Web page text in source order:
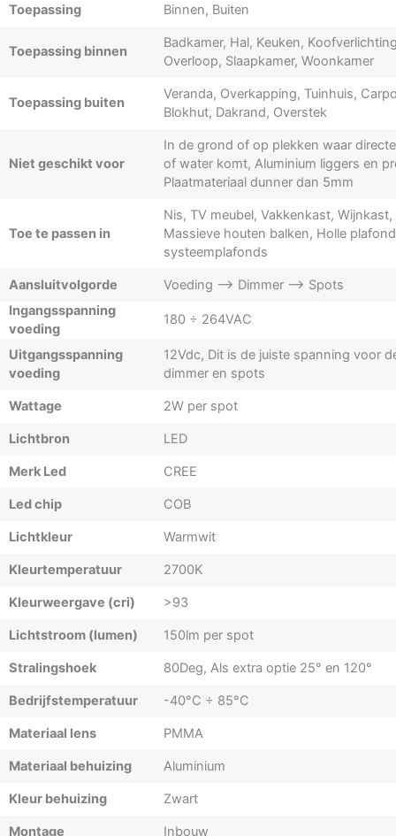
Toepassing Binnen, Buiten
Toepassing binnen
Badkamer, Hal, Keuken,
Overloop, Slaapkamer, Woonkamer
Toepassing buiten
Veranda, Overkapping, Tuinhuis,
Blokhut, Dakrand, Overstek
Niet geschikt voor
In de grond of op plekken waar
of water komt, Aluminium liggers en
Plaatmateriaal dunner dan 5mm
Toe te passen in
Nis, TV meubel, Vakkenkast, Wijnkast,
Massieve houten balken, Holle
systeemplafonds
Aansluitvolgorde
Voeding –> Dimmer –> Spots
Ingangsspanning
voeding
180 ÷ 264VAC
Uitgangsspanning
voeding
12Vdc, Dit is de juiste spanning voor
dimmer en spots
Wattage 2W per spot
Lichtbron LED
Merk Led CREE
Led chip COB
Lichtkleur Warmwit
Kleurtemperatuur 2700K
Kleurweergave (cri) >93
Lichtstroom (lumen) 150lm per spot
Stralingshoek 80Deg, Als extra optie 25° en 120°
Bedrijfstemperatuur -40°C ÷ 85°C
Materiaal lens PMMA
Materiaal behuizing Aluminium
Kleur behuizing Zwart
Montage Inbouw